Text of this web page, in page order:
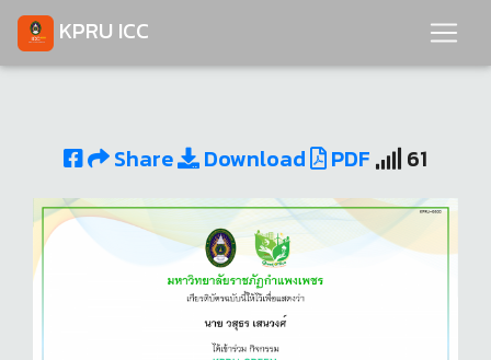
KPRU ICC
Share Download PDF 61